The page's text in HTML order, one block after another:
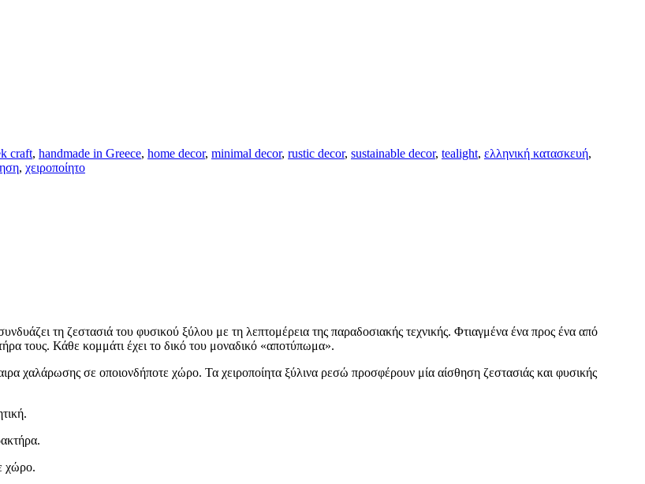
craft, handmade in Greece, home decor, minimal decor, rustic decor, sustainable decor, tealight, ελληνική κατασκευή,
, χειροποίητο
τη ζεστασιά του φυσικού ξύλου με τη λεπτομέρεια της παραδοσιακής τεχνικής. Φτιαγμένα ένα προς ένα από
τους. Κάθε κομμάτι έχει το δικό του μοναδικό «αποτύπωμα».
χαλάρωσης σε οποιονδήποτε χώρο. Τα χειροποίητα ξύλινα ρεσώ προσφέρουν μία αίσθηση ζεστασιάς και φυσικής
χώρο.